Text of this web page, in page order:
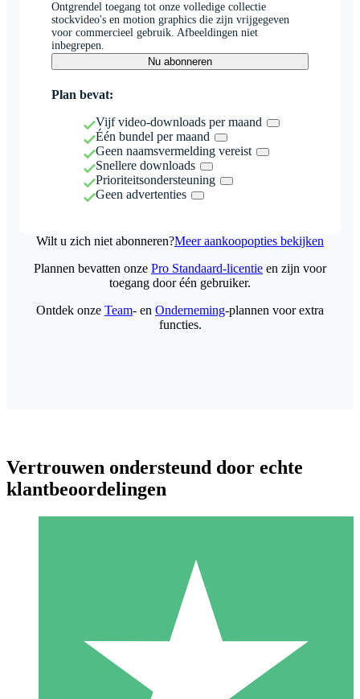
Ontgrendel toegang tot onze volledige collectie
stockvideo's en motion graphics die zijn vrijgegeven
voor commercieel gebruik. Afbeeldingen niet
inbegrepen.
Nu abonneren
Plan bevat:
Vijf video-downloads per maand
Één bundel per maand
Geen naamsvermelding vereist
Snellere downloads
Prioriteitsondersteuning
Geen advertenties
Wilt u zich niet abonneren?Meer aankoopopties bekijken
Individuele Creditpakketten
Betaal per gebruik met downloadtegoeden. Geen maandelijkse
Plannen bevatten onze Pro Standaard-licentie en zijn voor
toegang door één gebruiker.
Ontdek onze Team- en Onderneming-plannen voor extra
functies.
Vertrouwen ondersteund door echte
klantbeoordelingen